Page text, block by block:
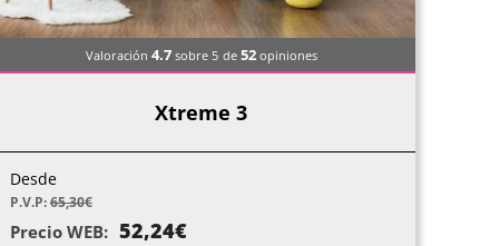
Valoración 4.7sobre 5 de 52opiniones
Xtreme 3
Desde
P.V.P:65,30€
Precio WEB: 52,24€